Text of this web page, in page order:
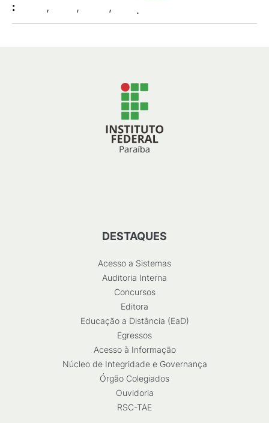
:
, , , .
DESTAQUES
Acesso a Sistemas
Auditoria Interna
Concursos
Editora
Educação a Distância (EaD)
Egressos
Acesso à Informação
Núcleo de Integridade e Governança
Órgão Colegiados
Ouvidoria
RSC-TAE